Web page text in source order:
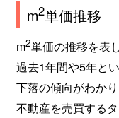
m2単価推移
m2単価の推移を表
過去1年間や5年と
下落の傾向がわかり
不動産を売買する